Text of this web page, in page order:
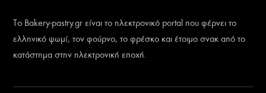
Το Bakery-pastry.gr είναι το ηλεκτρονικό portal που φέρνει το
ελληνικό ψωμί, τον φούρνο, το φρέσκο και έτοιμο σνακ από το
κατάστημα στην ηλεκτρονική εποχή.